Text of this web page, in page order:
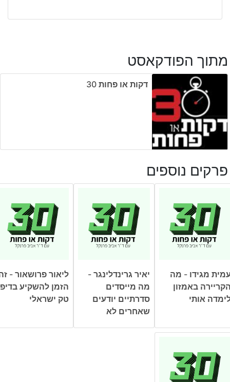
מתוך הפודקאסט
דקות או פחות ‎30
פרקים נוספים
מגידו - מה
באמזון
אותי
יאיר גרינדלינגר -
מה מייסדים
סדרתיים יודעים
שאחרים לא
ליאור פרושאור -
הזמן להשקיע בדיפ
טק ישראלי